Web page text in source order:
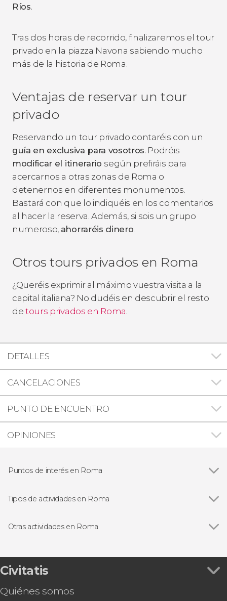
Ríos.
Tras dos horas de recorrido, finalizaremos el tour
privado en la piazza Navona sabiendo mucho
más de la historia de Roma.
Ventajas de reservar un tour
privado
Reservando un tour privado contaréis con un
guía en exclusiva para vosotros. Podréis
modificar el itinerario según prefiráis para
acercarnos a otras zonas de Roma o
detenernos en diferentes monumentos.
Bastará con que lo indiquéis en los comentarios
al hacer la reserva. Además, si sois un grupo
numeroso, ahorraréis dinero.
Otros tours privados en Roma
¿Queréis exprimir al máximo vuestra visita a la
capital italiana? No dudéis en descubrir el resto
de tours privados en Roma.
DETALLES
CANCELACIONES
PUNTO DE ENCUENTRO
OPINIONES
Puntos de interés en Roma
Plaza Navona
Fontana de Trevi
Museos Vaticanos y Capilla Sixtina
Castillo de Sant'Angelo
Museos Capitolinos
Tipos de actividades en Roma
Free tours en Roma
Autobuses desde el aeropuerto de Roma
Autobuses turísticos en Roma
Gastronomía y enoturismo en Roma
Otras actividades en Roma
Excursión a Florencia y Pisa
Tour por el Estadio Olímpico de Roma
Catacumbas de la Vía Appia + San Sebastián y
Civitatis
Quiénes somos